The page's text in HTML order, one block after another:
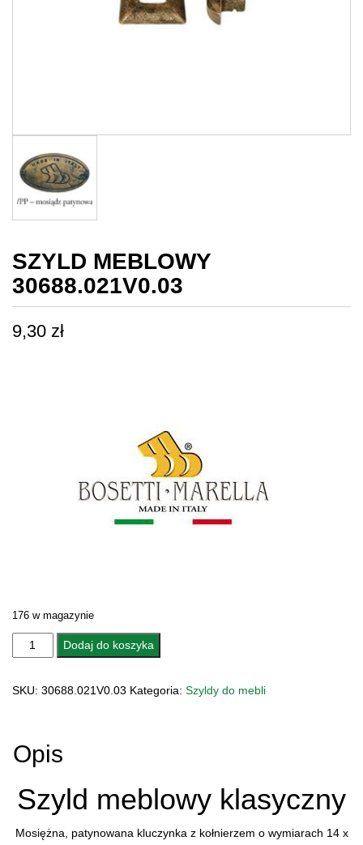
SZYLD MEBLOWY
30688.021V0.03
9,30 zł
176 w magazynie
ilość
SZYLD
Dodaj do koszyka
SKU: 30688.021V0.03 Kategoria: Szyldy do mebli
Opis
Szyld meblowy klasyczny
Mosiężna, patynowana kluczynka z kołnierzem o wymiarach 14 x